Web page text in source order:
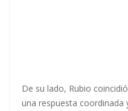
De su lado, Rubio
una respuesta coordinada